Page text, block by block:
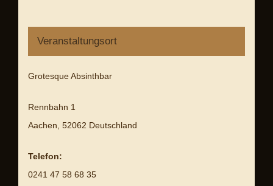
Veranstaltungsort
Grotesque Absinthbar
Rennbahn 1
Aachen 52062 Deutschland
Telefon:
0241 47 58 68 35